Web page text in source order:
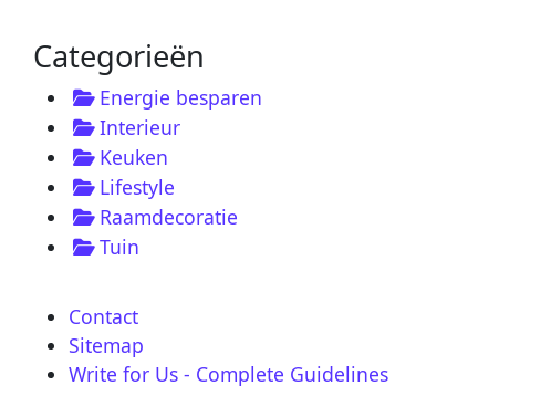
Categorieën
Energie besparen
Interieur
Keuken
Lifestyle
Raamdecoratie
Tuin
Contact
Sitemap
Write for Us - Complete Guidelines